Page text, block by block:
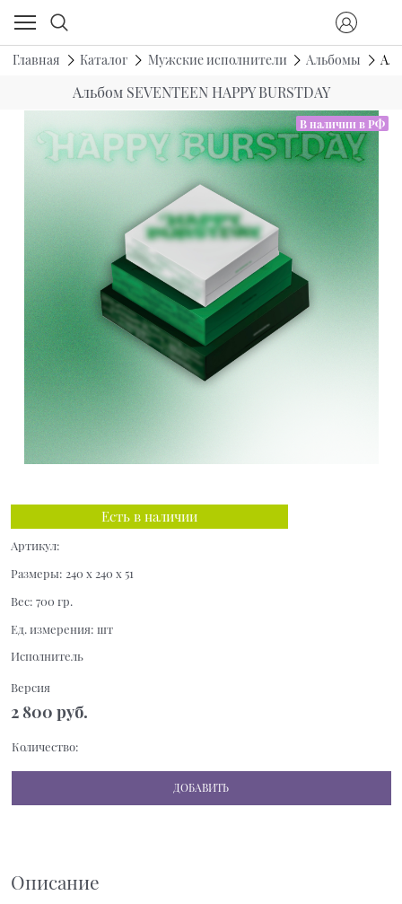
Главная Каталог Мужские исполнители Альбомы
Альбом SEVENTEEN HAPPY BURSTDAY
В наличии в РФ
Есть в наличии
Артикул:
Размеры: 240 x 240 x 51
Вес: 700 гр.
Ед. измерения: шт
Исполнитель
Версия
2 800 руб.
Количество:
ДОБАВИТЬ
Описание